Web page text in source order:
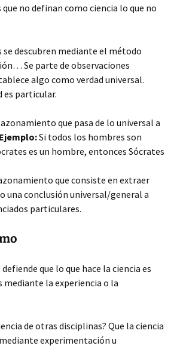
no definan como ciencia lo que no
se descubren mediante el método
Se parte de observaciones
algo como verdad universal.
es particular.
que pasa de lo universal a
Ejemplo:Si todos los hombres son
es un hombre, entonces Sócrates
que consiste en extraer
una conclusión universal/general a
particulares.
defiende que lo que hace la ciencia es
mediante la experiencia o la
de otras disciplinas? Que la ciencia
experimentación u